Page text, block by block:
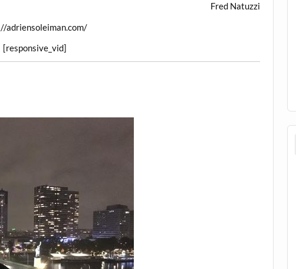
Fred Natuzzi
adriensoleiman.com/
[responsive_vid]